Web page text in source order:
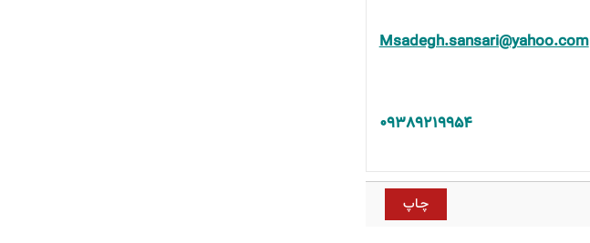
Msadegh.sansari@yahoo.com
۰۹۳۸۹۲۱۹۹۵۴